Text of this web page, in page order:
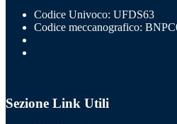
Codice Univoco: UFDS63
Codice meccanografico:
Sezione Link Utili